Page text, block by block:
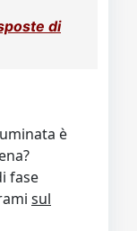
di
è
fase
sul